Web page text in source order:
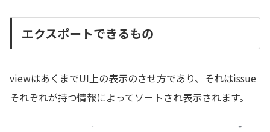
エクスポートできるもの
viewはあくまでUI上の表示のさせ方であり、それはissue
それぞれが持つ情報によってソートされ表示されます。